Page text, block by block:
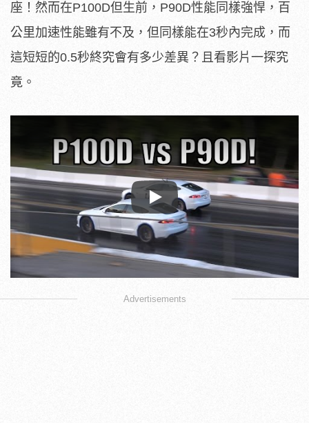
座！然而在P100D但生前，P90D性能同樣強悍，百
公里加速性能雖有不及，但同樣能在3秒內完成，而
這短短的0.5秒終究會有多少差異？且看影片一探究
竟。
Play
Advertisements